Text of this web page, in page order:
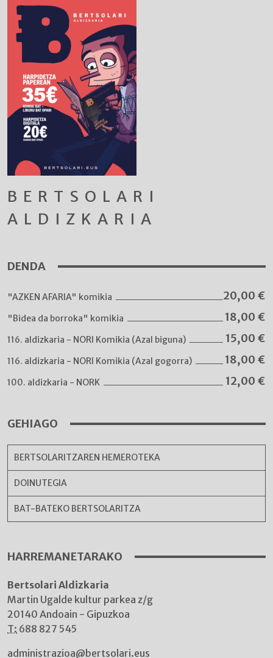
BERTSOLARI
ALDIZKARIA
DENDA
"AZKEN AFARIA" komikia 20,00 €
"Bidea da borroka" komikia 18,00 €
116. aldizkaria - NORI Komikia (Azal biguna) 15,00 €
116. aldizkaria - NORI Komikia (Azal gogorra) 18,00 €
100. aldizkaria - NORK 12,00 €
GEHIAGO
BERTSOLARITZAREN HEMEROTEKA
DOINUTEGIA
BAT-BATEKO BERTSOLARITZA
HARREMANETARAKO
Bertsolari Aldizkaria
Martin Ugalde kultur parkea z/g
20140 Andoain - Gipuzkoa
T: 688 827 545
administrazioa@bertsolari.eus